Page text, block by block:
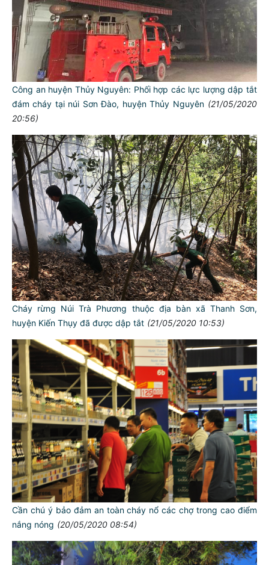
Công an huyện Thủy Nguyên: Phối hợp các lực lượng dập tắt
đám cháy tại núi Sơn Đào, huyện Thủy Nguyên (21/05/2020
20:56)
Cháy rừng Núi Trà Phương thuộc địa bàn xã Thanh Sơn,
huyện Kiến Thụy đã được dập tắt (21/05/2020 10:53)
Cần chú ý bảo đảm an toàn cháy nổ các chợ trong cao điểm
nắng nóng (20/05/2020 08:54)